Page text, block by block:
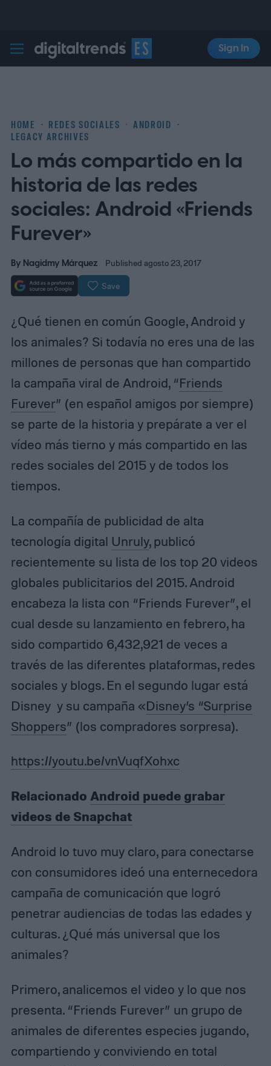
Digital Trends Español
Sign In
HOME REDES SOCIALES
ANDROID
LEGACY ARCHIVES
Lo más compartido en la
historia de las redes
sociales: Android «Friends
Furever»
By Nagidmy Márquez Published agosto 23, 2017
Save
¿Qué tienen en común Google, Android y
los animales? Si todavía no eres una de las
millones de personas que han compartido
la campaña viral de Android, “Friends
Furever” (en español amigos por siempre)
se parte de la historia y prepárate a ver el
vídeo más tierno y más compartido en las
redes sociales del 2015 y de todos los
tiempos.
La compañía de publicidad de alta
tecnología digital Unruly, publicó
recientemente su lista de los top 20 videos
globales publicitarios del 2015. Android
encabeza la lista con “Friends Furever”, el
cual desde su lanzamiento en febrero, ha
sido compartido 6,432,921 de veces a
través de las diferentes plataformas, redes
sociales y blogs. En el segundo lugar está
Disney y su campaña «Disney’s “Surprise
Shoppers” (los compradores sorpresa).
https://youtu.be/vnVuqfXohxc
Relacionado Android puede grabar
videos de Snapchat
Android lo tuvo muy claro, para conectarse
con consumidores ideó una enternecedora
campaña de comunicación que logró
penetrar audiencias de todas las edades y
culturas. ¿Qué más universal que los
animales?
Primero, analicemos el video y lo que nos
presenta. “Friends Furever” un grupo de
animales de diferentes especies jugando,
compartiendo y conviviendo en total